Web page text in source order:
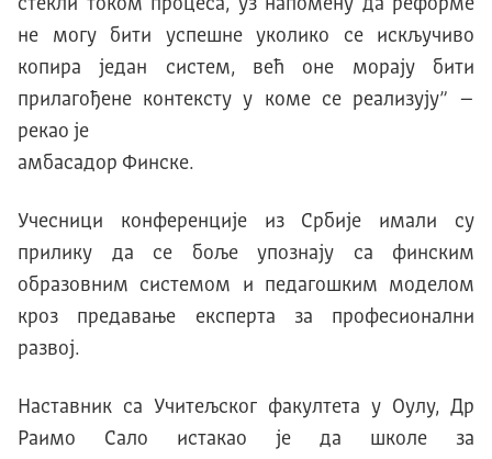
стекли током процеса, уз напомену да реформе
не могу бити успешне уколико се искључиво
копира један систем, већ оне морају бити
прилагођене контексту у коме се реализују” –
рекао је
амбасадор Финске.
Учесници конференције из Србије имали су
прилику да се боље упознају са финским
образовним системом и педагошким моделом
кроз предавање експерта за професионални
развој.
Наставник са Учитељског факултета у Оулу, Др
Раимо Сало истакао је да школе за